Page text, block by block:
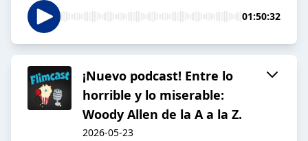
01:50:32
¡Nuevo podcast! Entre lo
horrible y lo miserable:
Woody Allen de la A a la Z.
2026-05-23